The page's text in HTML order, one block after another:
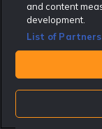
Rekatochklart.com är
Rekatochklart som en av
Oscarsgala EGR Awards.
speltips, unika
spelbolagen. En spelbok,
Har du några frågor är du
Copyright ©
and content
development.
List of